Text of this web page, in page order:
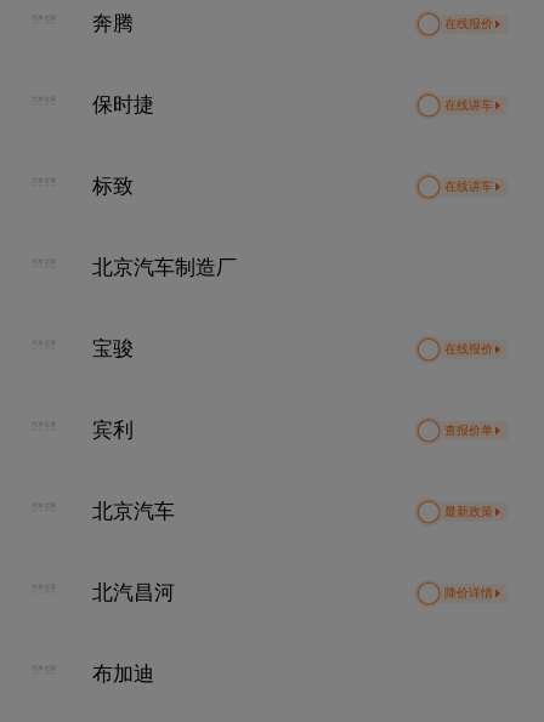
奔腾 在线报价
保时捷 在线讲车
标致 在线讲车
北京汽车制造厂
宝骏 在线报价
宾利 查报价单
北京汽车 最新政策
北汽昌河 降价详情
布加迪